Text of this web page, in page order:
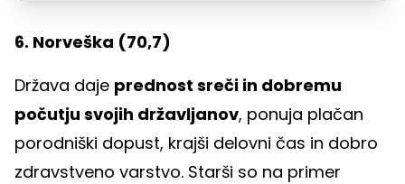
6. Norveška (70,7)
Država daje prednost sreči in dobremu
počutju svojih državljanov, ponuja plačan
porodniški dopust, krajši delovni čas in dobro
zdravstveno varstvo. Starši so na primer